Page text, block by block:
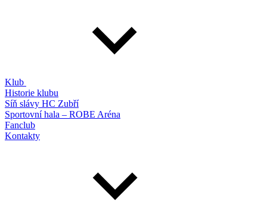
Klub
Historie klubu
Síň slávy HC Zubří
Sportovní hala – ROBE Aréna
Fanclub
Kontakty